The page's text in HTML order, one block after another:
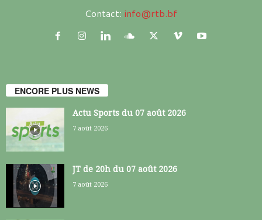
Contact: info@rtb.bf
ENCORE PLUS NEWS
Actu Sports du 07 août 2026
7 août 2026
JT de 20h du 07 août 2026
7 août 2026